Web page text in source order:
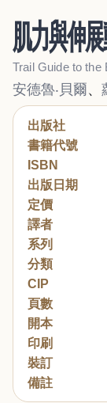
肌力與伸
安德魯‧貝爾、
出版社
書籍代號
ISBN
出版日期
定價
譯者
系列
分類
CIP
頁數
開本
印刷
裝訂
備註